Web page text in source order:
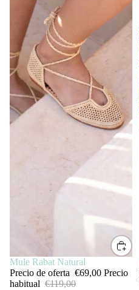
SALE
Mule Rabat Natural
Precio de oferta €69,00 Precio
habitual €119,00